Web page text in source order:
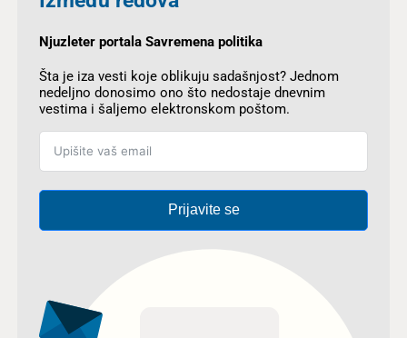
Njuzleter portala Savremena politika
Šta je iza vesti koje oblikuju sadašnjost? Jednom
nedeljno donosimo ono što nedostaje dnevnim
vestima i šaljemo elektronskom poštom.
Prijavite se